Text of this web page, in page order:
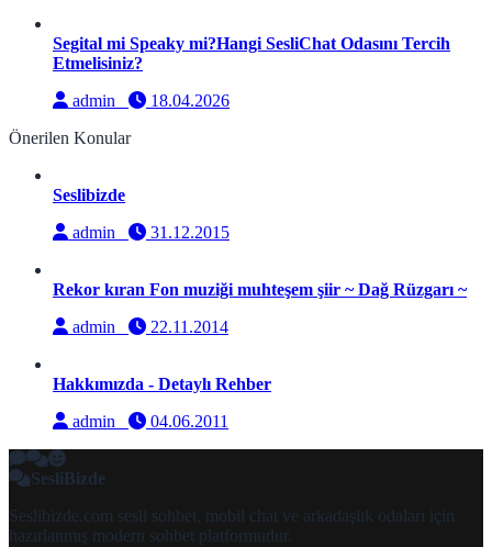
Segital mi Speaky mi?Hangi SesliChat Odasını Tercih
Etmelisiniz?
admin
18.04.2026
Önerilen Konular
Seslibizde
admin
31.12.2015
Rekor kıran Fon muziği muhteşem şiir ~ Dağ Rüzgarı ~
admin
22.11.2014
Hakkımızda - Detaylı Rehber
admin
04.06.2011
SesliBizde
Seslibizde.com sesli sohbet, mobil chat ve arkadaşlık odaları için
hazırlanmış modern sohbet platformudur.